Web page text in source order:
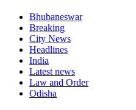
Bhubaneswar
Breaking
City News
Headlines
India
Latest news
Law and Order
Odisha